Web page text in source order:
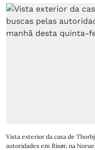
Vista exterior da casa de
autoridades em Risør, na